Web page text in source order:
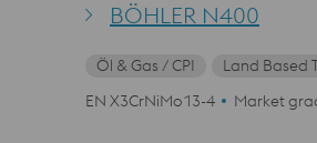
BÖHLER N400
Öl & Gas / CPI
Land Based
EN X3CrNiMo13-4
Market